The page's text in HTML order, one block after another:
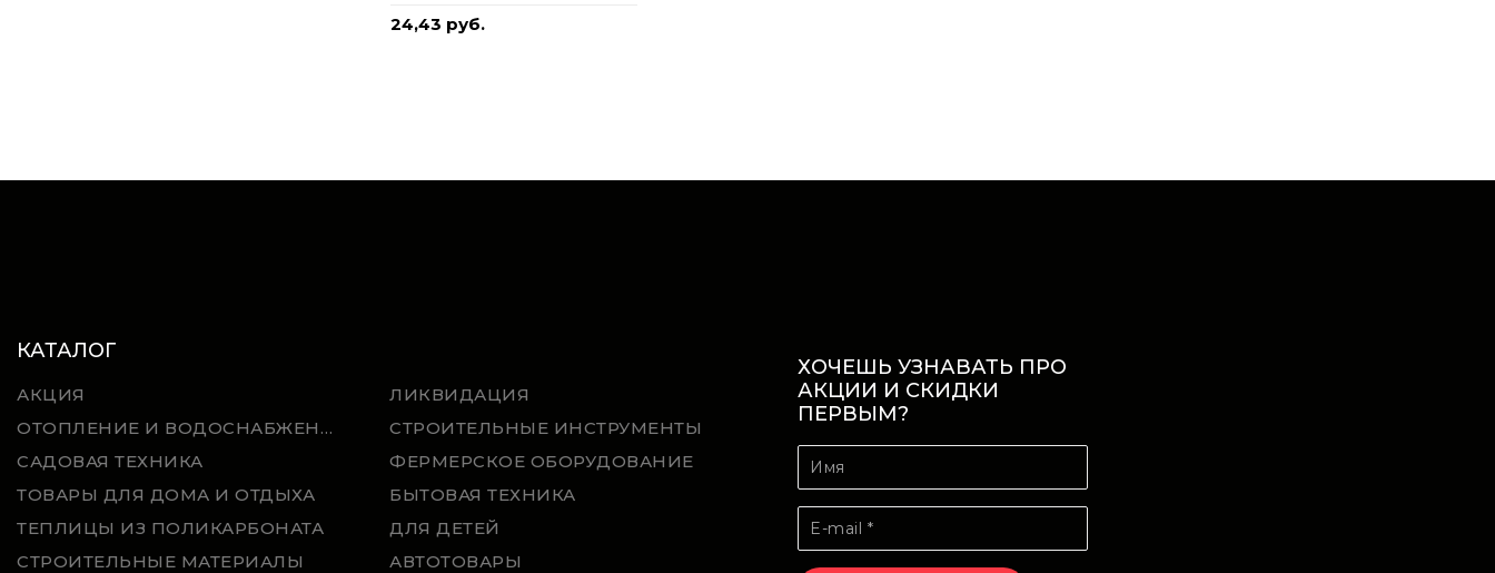
24,43 руб.
КАТАЛОГ
АКЦИЯ
ЛИКВИДАЦИЯ
ОТОПЛЕНИЕ И ВОДОСНАБЖЕНИЕ
СТРОИТЕЛЬНЫЕ ИНСТРУМЕНТЫ
САДОВАЯ ТЕХНИКА
ФЕРМЕРСКОЕ ОБОРУДОВАНИЕ
ТОВАРЫ ДЛЯ ДОМА И ОТДЫХА
БЫТОВАЯ ТЕХНИКА
ТЕПЛИЦЫ ИЗ ПОЛИКАРБОНАТА
ДЛЯ ДЕТЕЙ
СТРОИТЕЛЬНЫЕ МАТЕРИАЛЫ
АВТОТОВАРЫ
ХОЧЕШЬ УЗНАВАТЬ ПРО
АКЦИИ И СКИДКИ
ПЕРВЫМ?